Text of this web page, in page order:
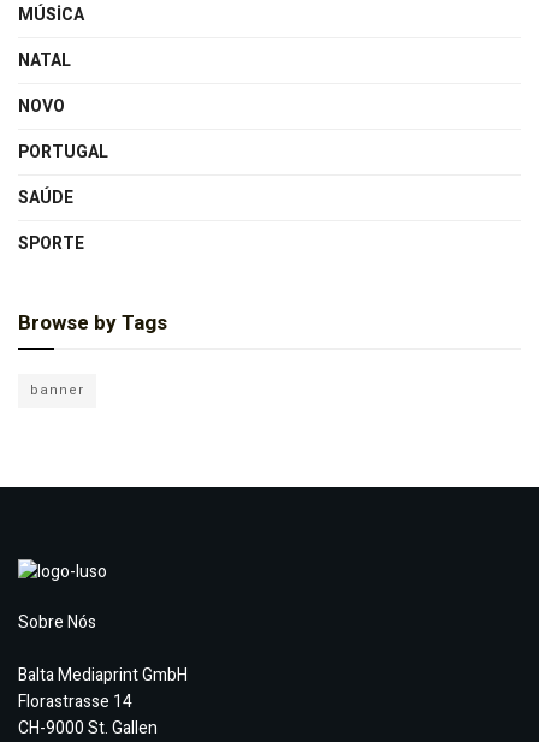
MÚSICA
NATAL
NOVO
PORTUGAL
SAÚDE
SPORTE
Browse by Tags
banner
Sobre Nós
Balta Mediaprint GmbH
Florastrasse 14
CH-9000 St. Gallen